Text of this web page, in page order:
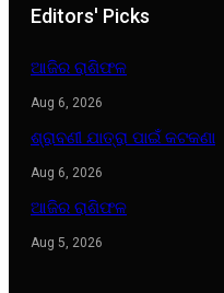
Editors' Picks
ଆଜିର ରାଶିଫଳ
Aug 6, 2026
ଶ୍ରାବଣୀ ଯାତ୍ରା ପାଇଁ କଟକଣା
Aug 6, 2026
ଆଜିର ରାଶିଫଳ
Aug 5, 2026